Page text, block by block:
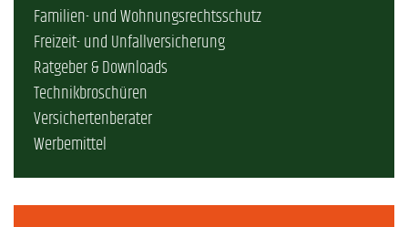
Familien- und Wohnungsrechtsschutz
Freizeit- und Unfallversicherung
Ratgeber & Downloads
Technikbroschüren
Versichertenberater
Werbemittel